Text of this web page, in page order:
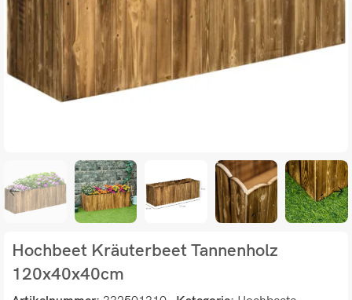
Hochbeet Kräuterbeet Tannenholz
120x40x40cm